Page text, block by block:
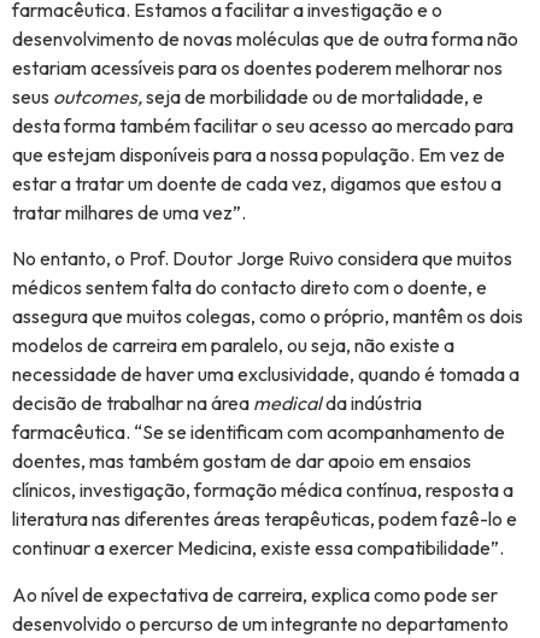
farmacêutica. Estamos a facilitar a investigação e o
desenvolvimento de novas moléculas que de outra forma não
estariam acessíveis para os doentes poderem melhorar nos
seus outcomes,seja de morbilidade ou de mortalidade, e
desta forma também facilitar o seu acesso ao mercado para
que estejam disponíveis para a nossa população. Em vez de
estar a tratar um doente de cada vez, digamos que estou a
tratar milhares de uma vez”.
No entanto, o Prof. Doutor Jorge Ruivo considera que muitos
médicos sentem falta do contacto direto com o doente, e
assegura que muitos colegas, como o próprio, mantêm os dois
modelos de carreira em paralelo, ou seja, não existe a
necessidade de haver uma exclusividade, quando é tomada a
decisão de trabalhar na área medicalda indústria
farmacêutica. “Se se identificam com acompanhamento de
doentes, mas também gostam de dar apoio em ensaios
clínicos, investigação, formação médica contínua, resposta a
literatura nas diferentes áreas terapêuticas, podem fazê-lo e
continuar a exercer Medicina, existe essa compatibilidade”.
Ao nível de expectativa de carreira, explica como pode ser
desenvolvido o percurso de um integrante no departamento